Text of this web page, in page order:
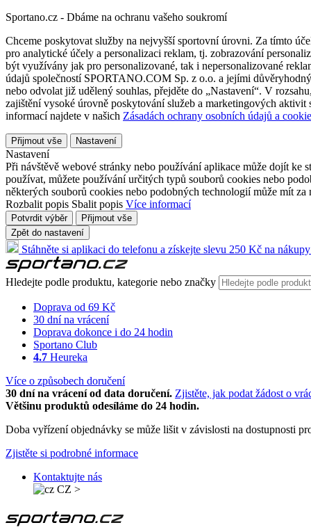
Sportano.cz - Dbáme na ochranu vašeho soukromí
Chceme poskytovat služby na nejvyšší sportovní úrovni. Za tímto
pro analytické účely a personalizaci reklam, tj. zobrazování
být využívány jak pro personalizované, tak i nepersonalizované
údajů společností SPORTANO.COM Sp. z o.o. a jejími
nebo odvolat již udělený souhlas, přejděte do „Nastavení“. V
zajištění vysoké úrovně poskytování služeb a marketingových
informací najdete v našich Zásadách ochrany osobních údajů a
Přijmout vše Nastavení
Nastavení
Při návštěvě webové stránky nebo používání aplikace může dojít ke
používat, můžete používání určitých typů souborů cookies nebo
některých souborů cookies nebo podobných technologií může mít
Rozbalit popis Sbalit popis Více informací
Potvrdit výběr
Přijmout vše
Zpět do nastavení
Stáhněte si aplikaci do telefonu a získejte slevu 250 Kč na
Hledejte podle produktu, kategorie nebo značky
Doprava od 69 Kč
30 dní na vrácení
Doprava dokonce i do 24 hodin
Sportano Club
4.7 Heureka
Více o způsobech doručení
30 dní na vrácení od data doručení. Zjistěte, jak podat žádost o
Většinu produktů odesíláme do 24 hodin.
Doba vyřízení objednávky se může lišit v závislosti na dostupnosti
Zjistěte si podrobné informace
Kontaktujte nás
CZ >